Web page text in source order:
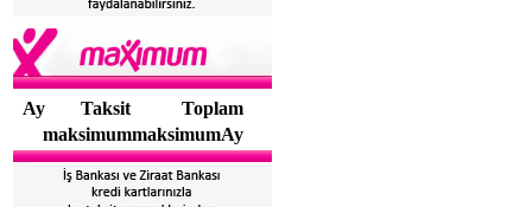
Ay Taksit
Toplam
maksimummaksimumAy